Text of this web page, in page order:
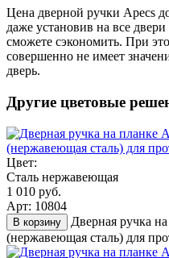
Цена дверной ручки Apecs
даже установив на все
сможете сэкономить. При
совершенно не имеет
дверь.
Другие цветовые
Цвет:
Сталь нержавеющая
1 010 руб.
Арт: 10804
В корзину
Дверная ручка
(нержавеющая сталь) для